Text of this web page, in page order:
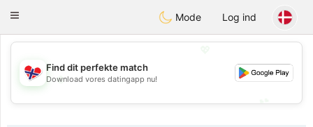
EkteNordmenn
Toggle
Mode Log ind
💖
💕
Find dit perfekte match
Download vores datingapp nu!